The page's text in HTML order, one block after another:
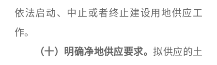
依法启动、中止或者终止建设用地供应工
作。
（十）明确净地供应要求。拟供应的土